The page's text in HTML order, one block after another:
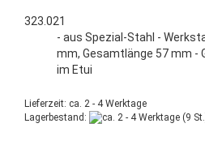
323.021
- aus Spezial-Stahl -
mm, Gesamtlänge 57 mm -
im Etui
Lieferzeit: ca. 2 - 4 Werktage
Lagerbestand:
(9